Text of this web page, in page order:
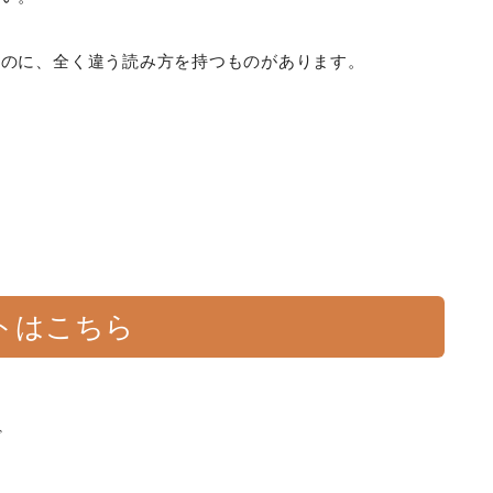
に、全く違う読み方を持つものがあります。
はこちら